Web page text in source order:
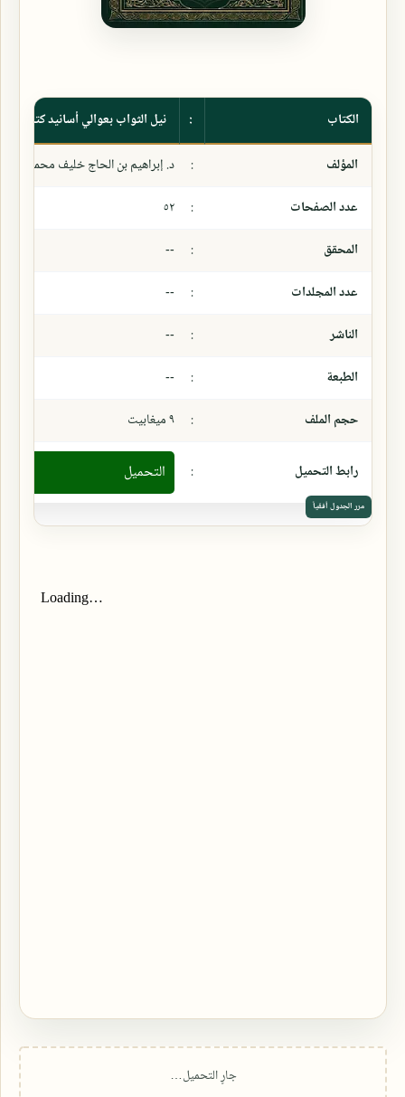
الكتاب :
نيل الثواب بعوالي أسانيد كتب
المؤلف
:
د. إبراهيم بن الحاج خليف محمود
عدد الصفحات
:
٥٢
المحقق
:
--
عدد المجلدات
:
--
الناشر
:
--
الطبعة
:
--
حجم الملف
: ٩ ميغابيت
رابط التحميل : التحميل